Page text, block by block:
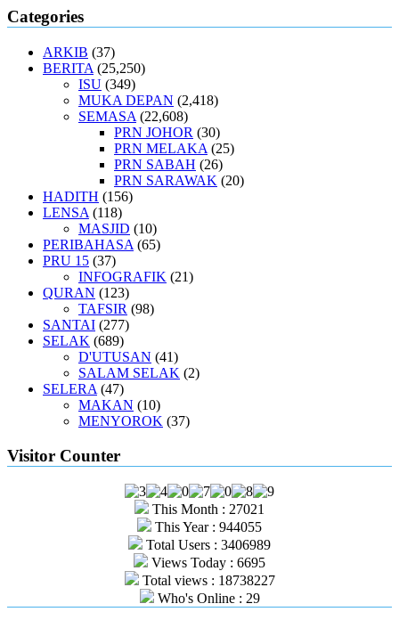
Categories
ARKIB (37)
BERITA (25,250)
ISU (349)
MUKA DEPAN (2,418)
SEMASA (22,608)
PRN JOHOR (30)
PRN MELAKA (25)
PRN SABAH (26)
PRN SARAWAK (20)
HADITH (156)
LENSA (118)
MASJID (10)
PERIBAHASA (65)
PRU 15 (37)
INFOGRAFIK (21)
QURAN (123)
TAFSIR (98)
SANTAI (277)
SELAK (689)
D'UTUSAN (41)
SALAM SELAK (2)
SELERA (47)
MAKAN (10)
MENYOROK (37)
Visitor Counter
This Month : 27021
This Year : 944055
Total Users : 3406989
Views Today : 6695
Total views : 18738227
Who's Online : 29